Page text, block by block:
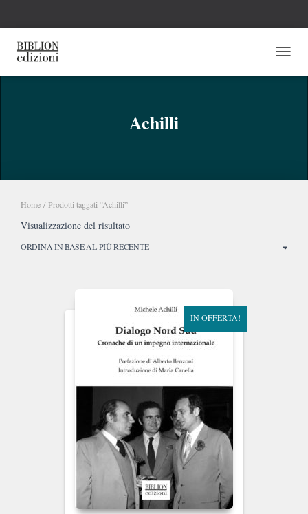
Achilli
Home / Prodotti taggati “Achilli”
Visualizzazione del risultato
IN OFFERTA!